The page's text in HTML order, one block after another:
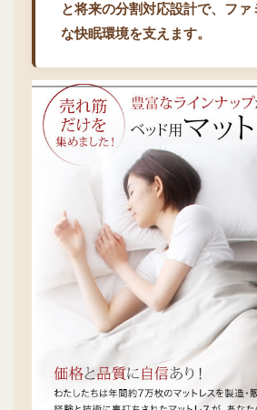
と将来の分割対応設計で、ファ
な快眠環境を支えます。